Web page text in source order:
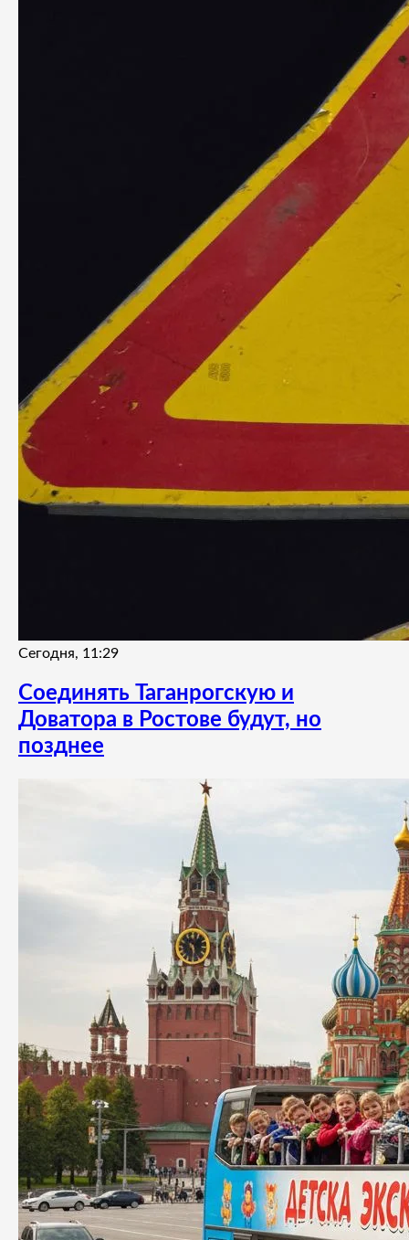
Сегодня, 11:29
Соединять Таганрогскую и
Доватора в Ростове будут, но
позднее